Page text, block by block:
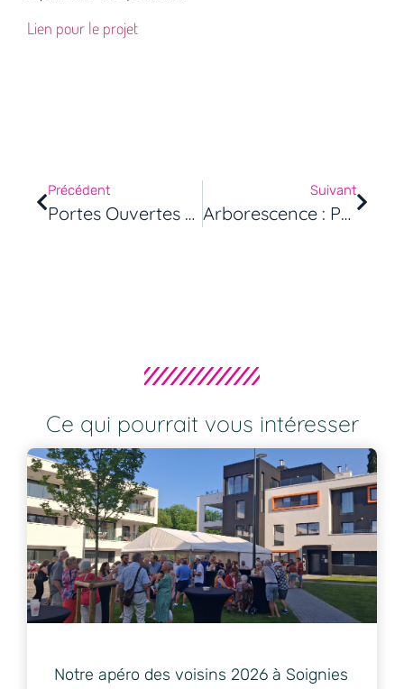
Lien pour le projet
Précédent
Portes Ouvertes Projet Les Canopées Samedi 4 Avril
Suivant
Arborescence : Porte Ouverte Le Samedi 18 Septembre 2021 (TVA 6%)
Ce qui pourrait vous intéresser
Notre apéro des voisins 2026 à Soignies